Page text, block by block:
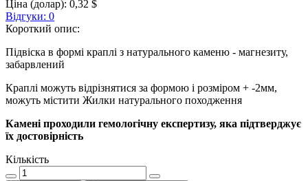
Ціна (долар): 0,32 $
Відгуки: 0
Короткий опис:
Підвіска в формі краплі з натурального каменю - магнезиту,
забарвлений
Краплі можуть відрізнятися за формою і розміром + -2мм,
можуть містити Жилки натурального походження
Камені проходили гемологічну експертизу, яка підтверджує
їх достовірність
Кількість